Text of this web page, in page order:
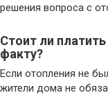
решения вопроса с
Стоит ли
факту?
Если отопления не
жители дома не